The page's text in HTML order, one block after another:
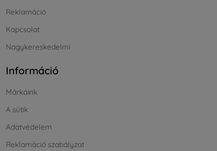
Reklamáció
Kapcsolat
Nagykereskedelmi
Információ
Márkáink
A sütik
Adatvédelem
Reklamáció szabályzat